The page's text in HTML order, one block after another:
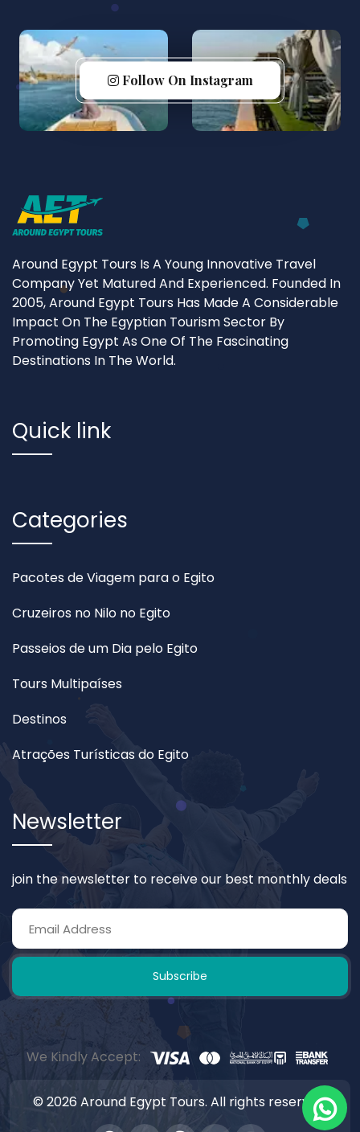
Follow On Instagram
Around Egypt Tours Is A Young Innovative Travel
Company Yet Matured And Experienced. Founded In
2005, Around Egypt Tours Has Made A Considerable
Impact On The Egyptian Tourism Sector By
Promoting Egypt As One Of The Fascinating
Destinations In The World.
Quick link
Categories
Pacotes de Viagem para o Egito
Cruzeiros no Nilo no Egito
Passeios de um Dia pelo Egito
Tours Multipaíses
Destinos
Atrações Turísticas do Egito
Newsletter
join the newsletter to receive our best monthly deals
Subscribe
We Kindly Accept:
© 2026 Around Egypt Tours. All rights reserved.